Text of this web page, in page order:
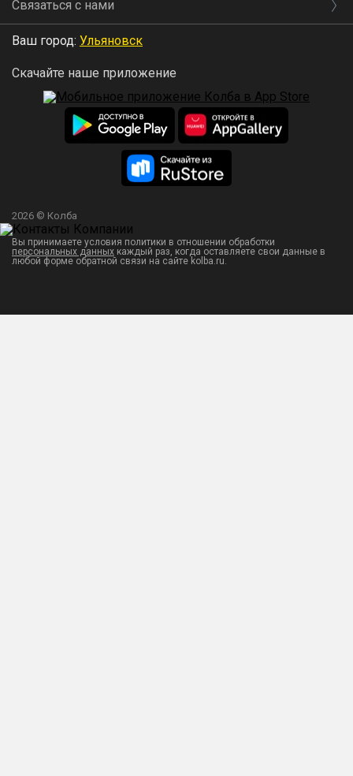
Связаться с нами
Ваш город: Ульяновск
Скачайте наше приложение
2026 © Колба
Вы принимаете условия политики в отношении обработки
персональных данных каждый раз, когда оставляете свои данные в
любой форме обратной связи на сайте kolba.ru.